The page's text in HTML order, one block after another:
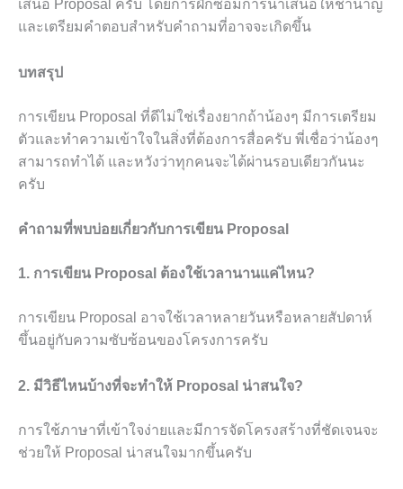
เสนอ Proposal ครับ โดยการฝึกซ้อมการนำเสนอให้ชำนาญ
และเตรียมคำตอบสำหรับคำถามที่อาจจะเกิดขึ้น
บทสรุป
การเขียน Proposal ที่ดีไม่ใช่เรื่องยากถ้าน้องๆ มีการเตรียม
ตัวและทำความเข้าใจในสิ่งที่ต้องการสื่อครับ พี่เชื่อว่าน้องๆ
สามารถทำได้ และหวังว่าทุกคนจะได้ผ่านรอบเดียวกันนะ
ครับ
คำถามที่พบบ่อยเกี่ยวกับการเขียน Proposal
1. การเขียน Proposal ต้องใช้เวลานานแค่ไหน?
การเขียน Proposal อาจใช้เวลาหลายวันหรือหลายสัปดาห์
ขึ้นอยู่กับความซับซ้อนของโครงการครับ
2. มีวิธีไหนบ้างที่จะทำให้ Proposal น่าสนใจ?
การใช้ภาษาที่เข้าใจง่ายและมีการจัดโครงสร้างที่ชัดเจนจะ
ช่วยให้ Proposal น่าสนใจมากขึ้นครับ